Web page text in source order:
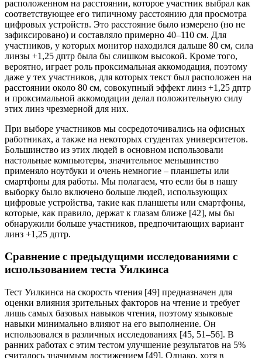
расположенном на расстоянии, которое участник выбрал как
соответствующее его типичному расстоянию для просмотра
цифровых устройств. Это расстояние было измерено (но не
зафиксировано) и составляло примерно 40–110 см. Для
участников, у которых монитор находился дальше 80 см, сила
линзы +1,25 дптр была бы слишком высокой. Кроме того,
вероятно, играет роль проксимальная аккомодация, поэтому
даже у тех участников, для которых текст был расположен на
расстоянии около 80 см, совокупный эффект линз +1,25 дптр
и проксимальной аккомодации делал положительную силу
этих линз чрезмерной для них.
При выборе участников мы сосредоточивались на офисных
работниках, а также на некоторых студентах университетов.
Большинство из этих людей в основном использовали
настольные компьютеры, значительное меньшинство
применяло ноутбуки и очень немногие – планшеты или
смартфоны для работы. Мы полагаем, что если бы в нашу
выборку было включено больше людей, использующих
цифровые устройства, такие как планшеты или смартфоны,
которые, как правило, держат к глазам ближе [42], мы бы
обнаружили больше участников, предпочитающих вариант
линз +1,25 дптр.
Сравнение с предыдущими исследованиями с
использованием теста Уилкинса
Тест Уилкинса на скорость чтения [49] предназначен для
оценки влияния зрительных факторов на чтение и требует
лишь самых базовых навыков чтения, поэтому языковые
навыки минимально влияют на его выполнение. Он
использовался в различных исследованиях [45, 51–56]. В
ранних работах с этим тестом улучшение результатов на 5%
считалось значимым достижением [49]. Однако, хотя в